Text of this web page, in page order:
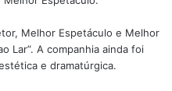
Melhor Espetáculo e Melhor
Lar”. A companhia ainda foi
e dramatúrgica.